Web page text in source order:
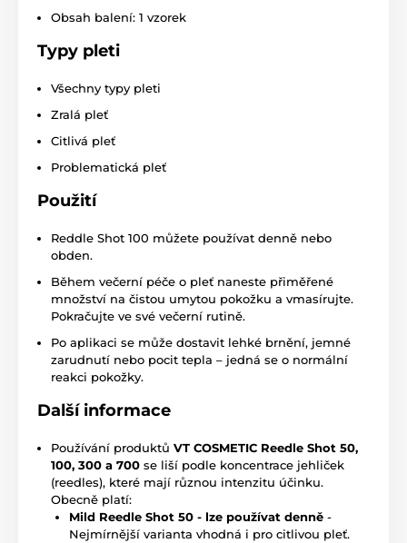
Obsah balení: 1 vzorek
Typy pleti
Všechny typy pleti
Zralá pleť
Citlivá pleť
Problematická pleť
Použití
Reddle Shot 100 můžete používat denně nebo
obden.
Během večerní péče o pleť naneste přiměřené
množství na čistou umytou pokožku a vmasírujte.
Pokračujte ve své večerní rutině.
Po aplikaci se může dostavit lehké brnění, jemné
zarudnutí nebo pocit tepla – jedná se o normální
reakci pokožky.
Další informace
Používání produktů VT COSMETIC Reedle Shot 50,
100, 300 a 700 se liší podle koncentrace jehliček
(reedles), které mají různou intenzitu účinku.
Obecně platí:
Mild Reedle Shot 50 - lze používat denně -
Nejmírnější varianta vhodná i pro citlivou pleť.